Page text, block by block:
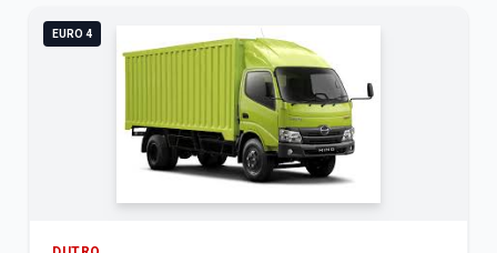
EURO 4